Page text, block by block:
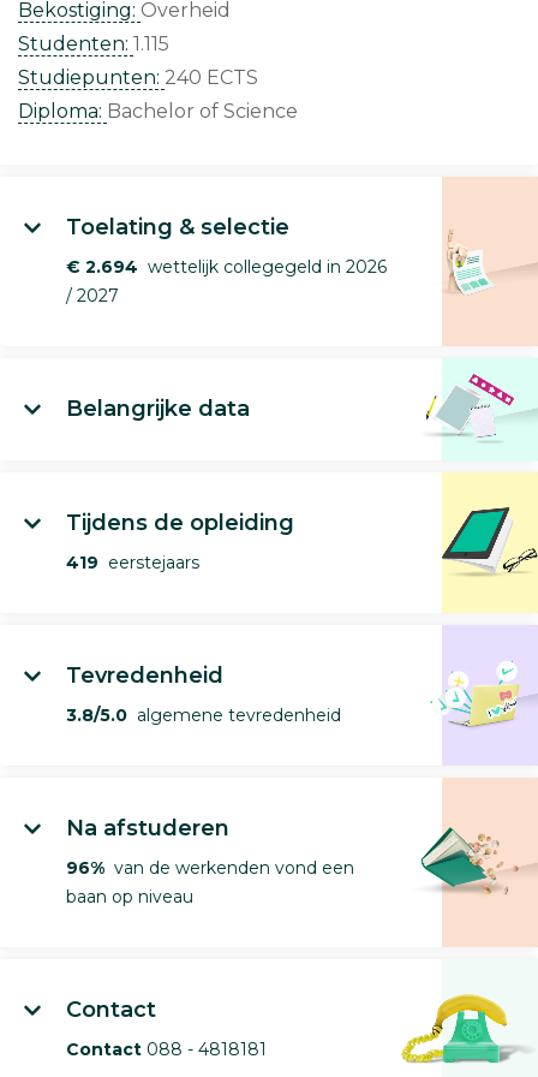
Bekostiging: Overheid
Studenten: 1.115
Studiepunten: 240 ECTS
Diploma: Bachelor of Science
Toelating & selectie
€ 2.694 wettelijk collegegeld in 2026
/ 2027
Belangrijke data
Tijdens de opleiding
419 eerstejaars
Tevredenheid
3.8/5.0 algemene tevredenheid
Na afstuderen
96% van de werkenden vond een
baan op niveau
Contact
Contact 088 - 4818181